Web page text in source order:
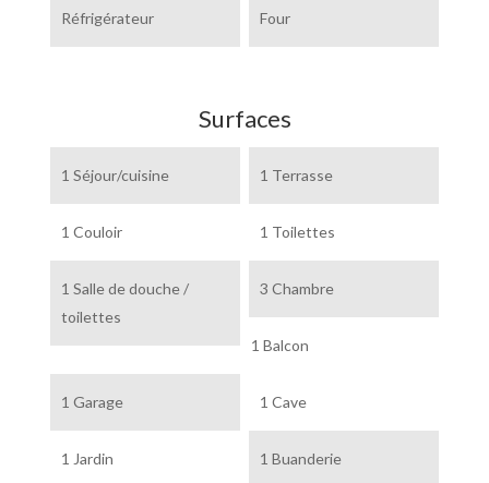
Réfrigérateur Four
Surfaces
1 Séjour/cuisine 1 Terrasse
1 Couloir 1 Toilettes
1 Salle de douche /
toilettes
3 Chambre
1 Balcon
1 Cave
1 Garage
1 Buanderie
1 Jardin